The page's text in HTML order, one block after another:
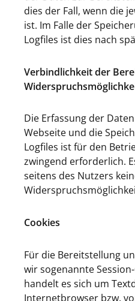
dies der Fall, wenn die
ist. Im Falle der
Logfiles ist dies nach
Verbindlichkeit der
Die Erfassung der
Webseite und die
Logfiles ist für den
zwingend erforderlich.
seitens des Nutzers
Cookies
Für die Bereitstellung
wir sogenannte
handelt es sich um
Internetbrowser bzw.